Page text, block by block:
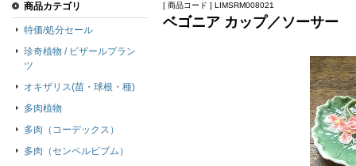
[ 商品コード ] LIMSRM008021
ベゴニア カップ／ソーサー
商品カテゴリ
特価/処分セール
珍奇植物 / ビザールプラン
ツ
オキザリス(苗・球根・種)
多肉植物
多肉（コーデックス）
多肉（センペルビブム）